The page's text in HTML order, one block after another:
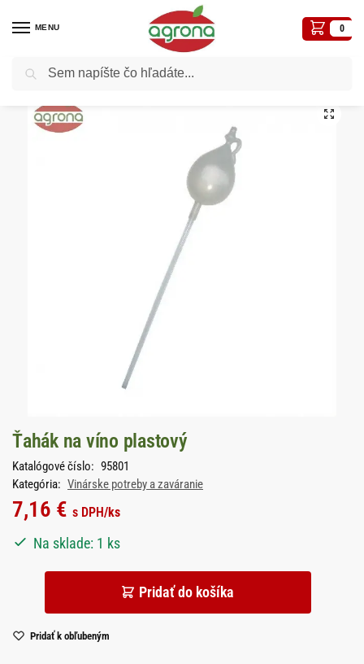
MENU 0
Domov Vinárske potreby a zaváranie / Ťahák na víno plastový
Ťahák na víno plastový
Katalógové číslo: 95801
Kategória: Vinárske potreby a zaváranie
7,16 € s DPH/ks
Na sklade: 1 ks
Pridať do košíka
Pridať k obľubeným